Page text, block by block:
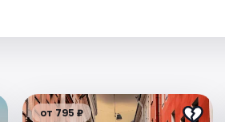
от 795 ₽